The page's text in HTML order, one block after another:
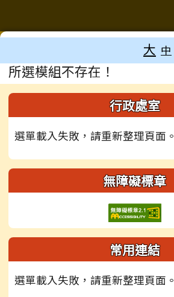
大 中
主內容區域
所選模組不存在！
左邊區域內容 行政處室
選單載入失敗，請重新整理頁面。
無障礙標章
常用連結
選單載入失敗，請重新整理頁面。
頁尾區域